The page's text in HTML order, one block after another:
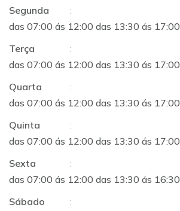
Segunda
:
das 07:00 ás 12:00 das 13:30 ás 17:00
Terça
:
das 07:00 ás 12:00 das 13:30 ás 17:00
Quarta
:
das 07:00 ás 12:00 das 13:30 ás 17:00
Quinta
:
das 07:00 ás 12:00 das 13:30 ás 17:00
Sexta
:
das 07:00 ás 12:00 das 13:30 ás 16:30
Sábado
: